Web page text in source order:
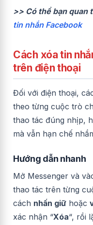
>> Có thể bạn quan
tin nhắn Facebook
Cách xóa tin
trên điện thoại
Đối với điện thoại,
theo từng cuộc trò
thao tác đúng nhịp,
mà vẫn hạn chế
Hướng dẫn nhanh
Mở Messenger và
thao tác trên từng
cách nhấn giữ hoặc
xác nhận “Xóa“, rồi